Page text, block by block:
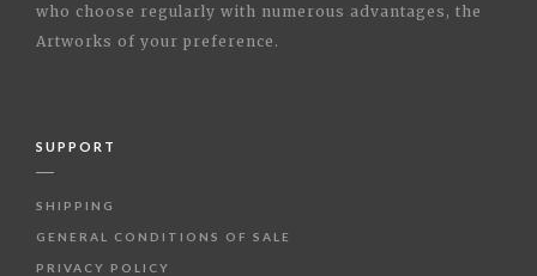
who choose regularly with numerous advantages, the
Artworks of your preference.
SUPPORT
SHIPPING
GENERAL CONDITIONS OF SALE
PRIVACY POLICY